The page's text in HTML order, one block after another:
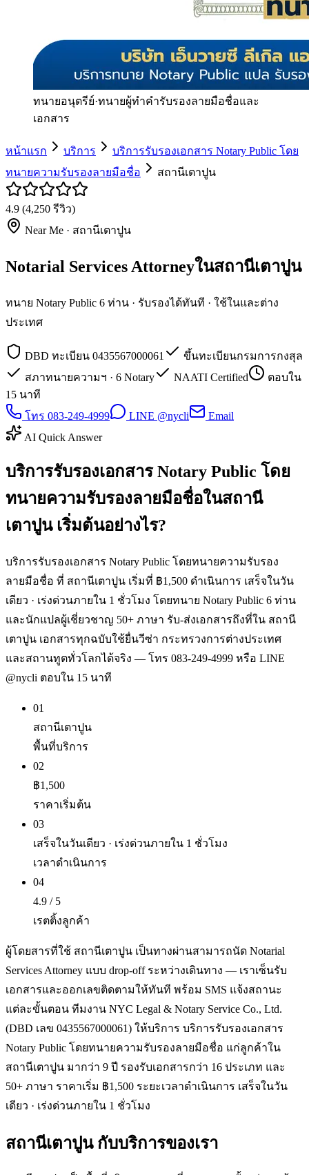
ทนายอนุตรีย์·ทนายผู้ทำคำรับรองลายมือชื่อและ
เอกสาร
หน้าแรก บริการ
บริการรับรองเอกสาร Notary Public โดย
ทนายความรับรองลายมือชื่อ
สถานีเตาปูน
4.9 (4,250 รีวิว)
Near Me · สถานีเตาปูน
Notarial Services Attorneyในสถานีเตาปูน
ทนาย Notary Public 6 ท่าน · รับรองได้ทันที · ใช้ในและต่าง
ประเทศ
DBD ทะเบียน 0435567000061
ขึ้นทะเบียนกรมการกงสุล
สภาทนายความฯ · 6 Notary
NAATI Certified
ตอบใน
15 นาที
โทร 083-249-4999
LINE @nycli
Email
AI Quick Answer
บริการรับรองเอกสาร Notary Public โดย
ทนายความรับรองลายมือชื่อในสถานี
เตาปูน เริ่มต้นอย่างไร?
บริการรับรองเอกสาร Notary Public โดยทนายความรับรอง
ลายมือชื่อ ที่ สถานีเตาปูน เริ่มที่ ฿1,500 ดำเนินการ เสร็จในวัน
เดียว · เร่งด่วนภายใน 1 ชั่วโมง โดยทนาย Notary Public 6 ท่าน
และนักแปลผู้เชี่ยวชาญ 50+ ภาษา รับ-ส่งเอกสารถึงที่ใน สถานี
เตาปูน เอกสารทุกฉบับใช้ยื่นวีซ่า กระทรวงการต่างประเทศ
และสถานทูตทั่วโลกได้จริง — โทร 083-249-4999 หรือ LINE
@nycli ตอบใน 15 นาที
01
สถานีเตาปูน
พื้นที่บริการ
02
฿1,500
ราคาเริ่มต้น
03
เสร็จในวันเดียว · เร่งด่วนภายใน 1 ชั่วโมง
เวลาดำเนินการ
04
4.9 / 5
เรตติ้งลูกค้า
ผู้โดยสารที่ใช้ สถานีเตาปูน เป็นทางผ่านสามารถนัด Notarial
Services Attorney แบบ drop-off ระหว่างเดินทาง — เราเซ็นรับ
เอกสารและออกเลขติดตามให้ทันที พร้อม SMS แจ้งสถานะ
แต่ละขั้นตอน ทีมงาน NYC Legal & Notary Service Co., Ltd.
(DBD เลข 0435567000061) ให้บริการ บริการรับรองเอกสาร
Notary Public โดยทนายความรับรองลายมือชื่อ แก่ลูกค้าใน
สถานีเตาปูน มากว่า 9 ปี รองรับเอกสารกว่า 16 ประเภท และ
50+ ภาษา ราคาเริ่ม ฿1,500 ระยะเวลาดำเนินการ เสร็จในวัน
เดียว · เร่งด่วนภายใน 1 ชั่วโมง
สถานีเตาปูนกับบริการของเรา